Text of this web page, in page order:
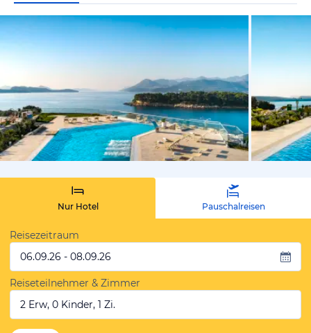
vom
Nur Hotel Pauschalreisen
Reisezeitraum
06.09.26 - 08.09.26
Reiseteilnehmer & Zimmer
2 Erw, 0 Kinder, 1 Zi.